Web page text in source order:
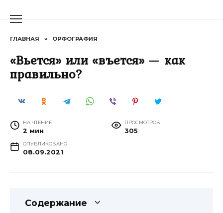
ГЛАВНАЯ » ОРФОГРАФИЯ
«Вьется» или «въется» — как
правильно?
НА ЧТЕНИЕ
2 мин
ПРОСМОТРОВ
305
ОПУБЛИКОВАНО
08.09.2021
Содержание